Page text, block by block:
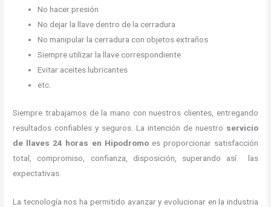
No hacer presión
No dejar la llave dentro de la cerradura
No manipular la cerradura con objetos extraños
Siempre utilizar la llave correspondiente
Evitar aceites lubricantes
etc.
Siempre trabajamos de la mano con nuestros clientes, entregando
resultados confiables y seguros. La intención de nuestro servicio
de llaves 24 horas en Hipodromoes proporcionar satisfacción
total, compromiso, confianza, disposición, superando así las
expectativas.
La tecnología nos ha permitido avanzar y evolucionar en la industria